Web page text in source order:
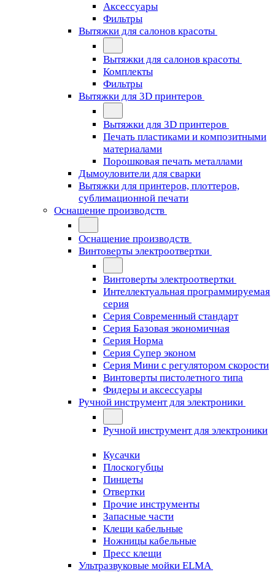
Аксессуары
Фильтры
Вытяжки для салонов красоты
Вытяжки для салонов красоты
Комплекты
Фильтры
Вытяжки для 3D принтеров
Вытяжки для 3D принтеров
Печать пластиками и композитными
материалами
Порошковая печать металлами
Дымоуловители для сварки
Вытяжки для принтеров, плоттеров,
сублимационной печати
Оснащение производств
Оснащение производств
Винтоверты электроотвертки
Винтоверты электроотвертки
Интеллектуальная программируемая
серия
Серия Современный стандарт
Серия Базовая экономичная
Серия Норма
Серия Cупер эконом
Серия Мини с регулятором скорости
Винтоверты пистолетного типа
Фидеры и аксессуары
Ручной инструмент для электроники
Ручной инструмент для электроники
Кусачки
Плоскогубцы
Пинцеты
Отвертки
Прочие инструменты
Запасные части
Клещи кабельные
Ножницы кабельные
Пресс клещи
Ультразвуковые мойки ELMA